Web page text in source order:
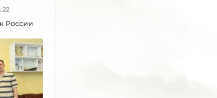
России